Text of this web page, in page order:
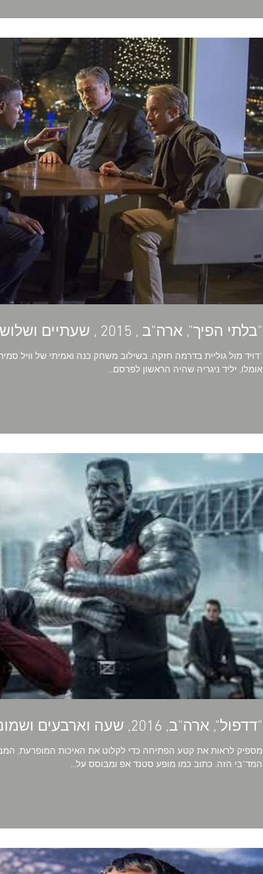
"בלתי הפיך", ארה"ב , 2015 , שעתיים ושלוש דקות
"דויד מול גוליית בדרמה חזקה, בשילוב משחק כנה ואמיתי של וויל
אומלו, יליד ניגריה שהיה הראשון לפרסם...
"דדפול", ארה"ב, 2016, שעה וארבעים ושמונה דקות
מספיק לראות את קטע הפתיחה כדי לקלוט את האיכות המופרעת,
המד"בי הזה. כתוב כמו מופע סטנד אפ ומבוסס על...